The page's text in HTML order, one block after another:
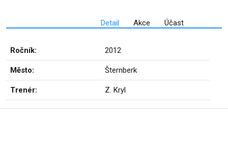
Detail Akce Účast
Ročník: 2012
Město: Šternberk
Trenér: Z. Kryl